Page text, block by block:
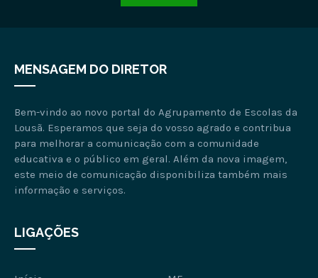
MENSAGEM DO DIRETOR
Bem-vindo ao novo portal do Agrupamento de Escolas da
Lousã. Esperamos que seja do vosso agrado e contribua
para melhorar a comunicação com a comunidade
educativa e o público em geral. Além da nova imagem,
este meio de comunicação disponibiliza também mais
informação e serviços.
LIGAÇÕES